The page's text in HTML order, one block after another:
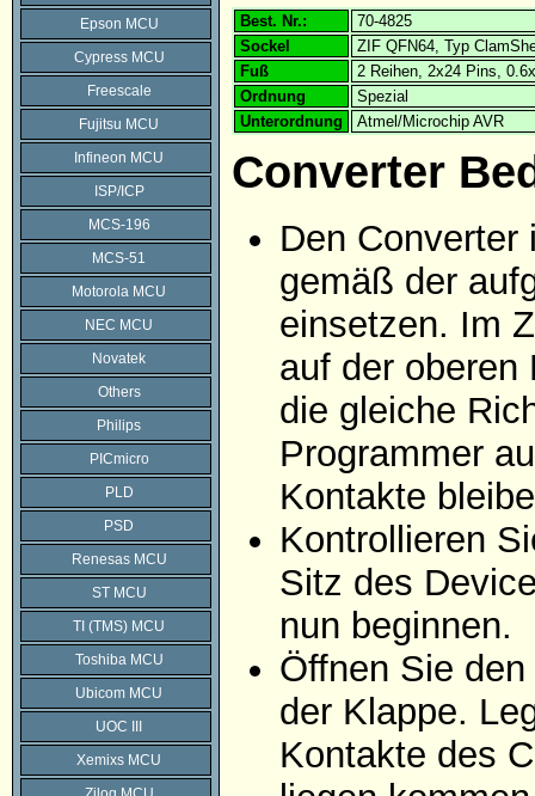
Epson MCU
Cypress MCU
Freescale
Fujitsu MCU
Infineon MCU
ISP/ICP
MCS-196
MCS-51
Motorola MCU
NEC MCU
Novatek
Others
Philips
PICmicro
PLD
PSD
Renesas MCU
ST MCU
TI (TMS) MCU
Toshiba MCU
Ubicom MCU
UOC III
Xemixs MCU
Best. Nr.:
70-4825
Sockel
ZIF QFN64, Typ
Fuß
2 Reihen, 2x24 Pins,
Ordnung
Spezial
Unterordnung
Atmel/Microchip AVR
Converter
Den
gemäß der
einsetzen. Im
auf der
die gleiche
Programmer
Kontakte
Kontrollieren
Sitz des
nun beginnen.
Öffnen Sie
der Klappe.
Kontakte des